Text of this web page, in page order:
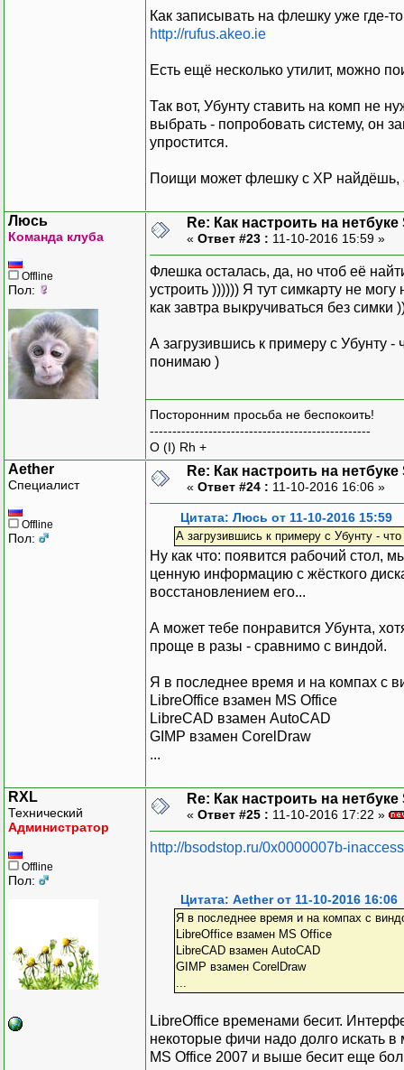
Как записывать на флешку уже где-
http://rufus.akeo.ie
Есть ещё несколько утилит, можно
Так вот, Убунту ставить на комп не
выбрать - попробовать систему, он
упростится.
Поищи может флешку с ХР найдёшь,
Люсь
Команда клуба
Offline
Пол:
Re: Как настроить на
« Ответ #23 : 11-10-2016 15:59 »
Флешка осталась, да, но чтоб её
устроить )))))) Я тут симкарту не
как завтра выкручиваться без симки
А загрузившись к примеру с Убунту
понимаю )
Посторонним просьба не беспокоить!
-------------------------------------------------
O (I) Rh +
Aether
Специалист
Offline
Пол:
Re: Как настроить на
« Ответ #24 : 11-10-2016 16:06 »
Цитата: Люсь от 11-10-2016 15:59
А загрузившись к примеру с Убунту -
Ну как что: появится рабочий стол,
ценную информацию с жёсткого
восстановлением его...
А может тебе понравится Убунта,
проще в разы - сравнимо с виндой.
Я в последнее время и на компах с
LibreOffice взамен MS Office
LibreCAD взамен AutoCAD
GIMP взамен CorelDraw
...
RXL
Технический
Администратор
Offline
Пол:
Re: Как настроить на
« Ответ #25 : 11-10-2016 17:22 »
http://bsodstop.ru/0x0000007b-
Цитата: Aether от 11-10-2016 16:06
Я в последнее время и на компах с
LibreOffice взамен MS Office
LibreCAD взамен AutoCAD
GIMP взамен CorelDraw
LibreOffice временами бесит.
некоторые фичи надо долго искать
MS Office 2007 и выше бесит еще